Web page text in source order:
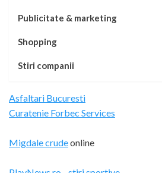
Publicitate & marketing
Shopping
Stiri companii
Asfaltari Bucuresti
Curatenie Forbec Services
Migdale crudeonline